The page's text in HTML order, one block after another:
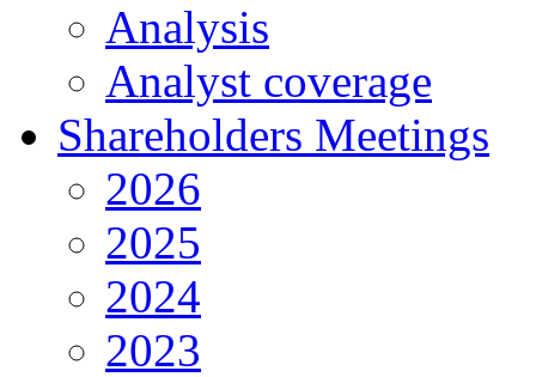
Analysis
Analyst coverage
Shareholders Meetings
2026
2025
2024
2023